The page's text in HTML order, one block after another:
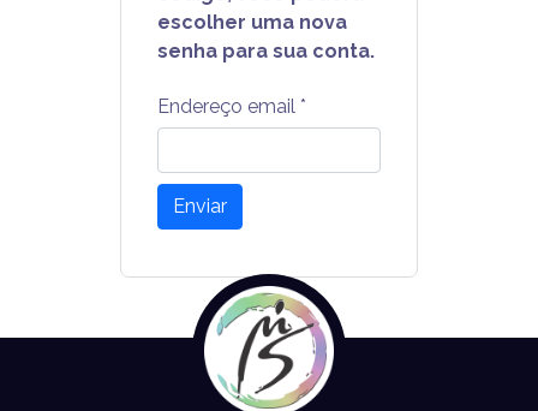
escolher uma nova
senha para sua conta.
Endereço email *
Enviar